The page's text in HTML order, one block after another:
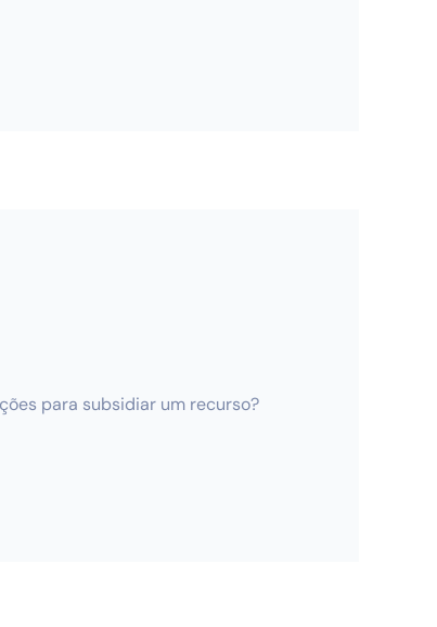
para subsidiar um recurso?